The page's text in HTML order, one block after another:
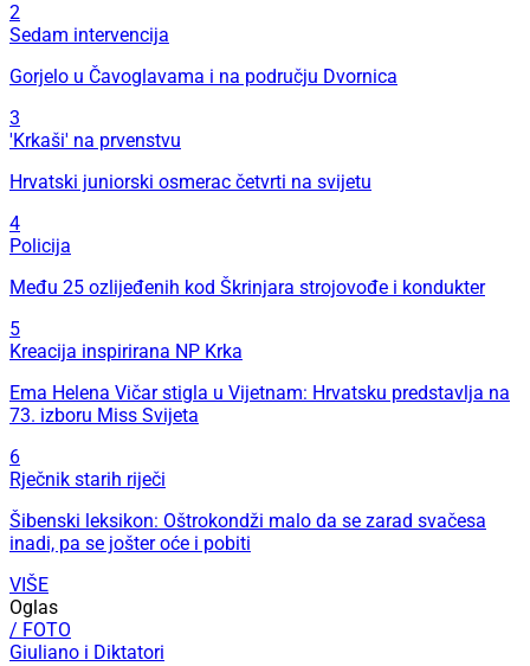
2
Sedam intervencija
Gorjelo u Čavoglavama i na području Dvornica
3
'Krkaši' na prvenstvu
Hrvatski juniorski osmerac četvrti na svijetu
4
Policija
Među 25 ozlijeđenih kod Škrinjara strojovođe i kondukter
5
Kreacija inspirirana NP Krka
Ema Helena Vičar stigla u Vijetnam: Hrvatsku predstavlja na
73. izboru Miss Svijeta
6
Rječnik starih riječi
Šibenski leksikon: Oštrokondži malo da se zarad svačesa
inadi, pa se jošter oće i pobiti
VIŠE
Oglas
/ FOTO
Giuliano i Diktatori